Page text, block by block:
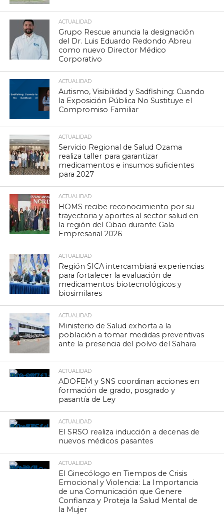
ACTUALIDAD
Grupo Rescue anuncia la designación
del Dr. Luis Eduardo Redondo Abreu
como nuevo Director Médico
Corporativo
ACTUALIDAD
Autismo, Visibilidad y Sadfishing: Cuando
la Exposición Pública No Sustituye el
Compromiso Familiar
ACTUALIDAD
Servicio Regional de Salud Ozama
realiza taller para garantizar
medicamentos e insumos suficientes
para 2027
ACTUALIDAD
HOMS recibe reconocimiento por su
trayectoria y aportes al sector salud en
la región del Cibao durante Gala
Empresarial 2026
ACTUALIDAD
Región SICA intercambiará experiencias
para fortalecer la evaluación de
medicamentos biotecnológicos y
biosimilares
ACTUALIDAD
Ministerio de Salud exhorta a la
población a tomar medidas preventivas
ante la presencia del polvo del Sahara
ACTUALIDAD
ADOFEM y SNS coordinan acciones en
formación de grado, posgrado y
pasantía de Ley
ACTUALIDAD
El SRSO realiza inducción a decenas de
nuevos médicos pasantes
ACTUALIDAD
El Ginecólogo en Tiempos de Crisis
Emocional y Violencia: La Importancia
de una Comunicación que Genere
Confianza y Proteja la Salud Mental de
la Mujer